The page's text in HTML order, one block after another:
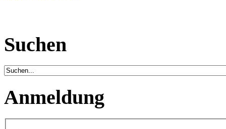
Suchen
Anmeldung